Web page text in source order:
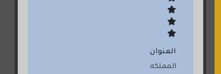
العنوان
المملكه